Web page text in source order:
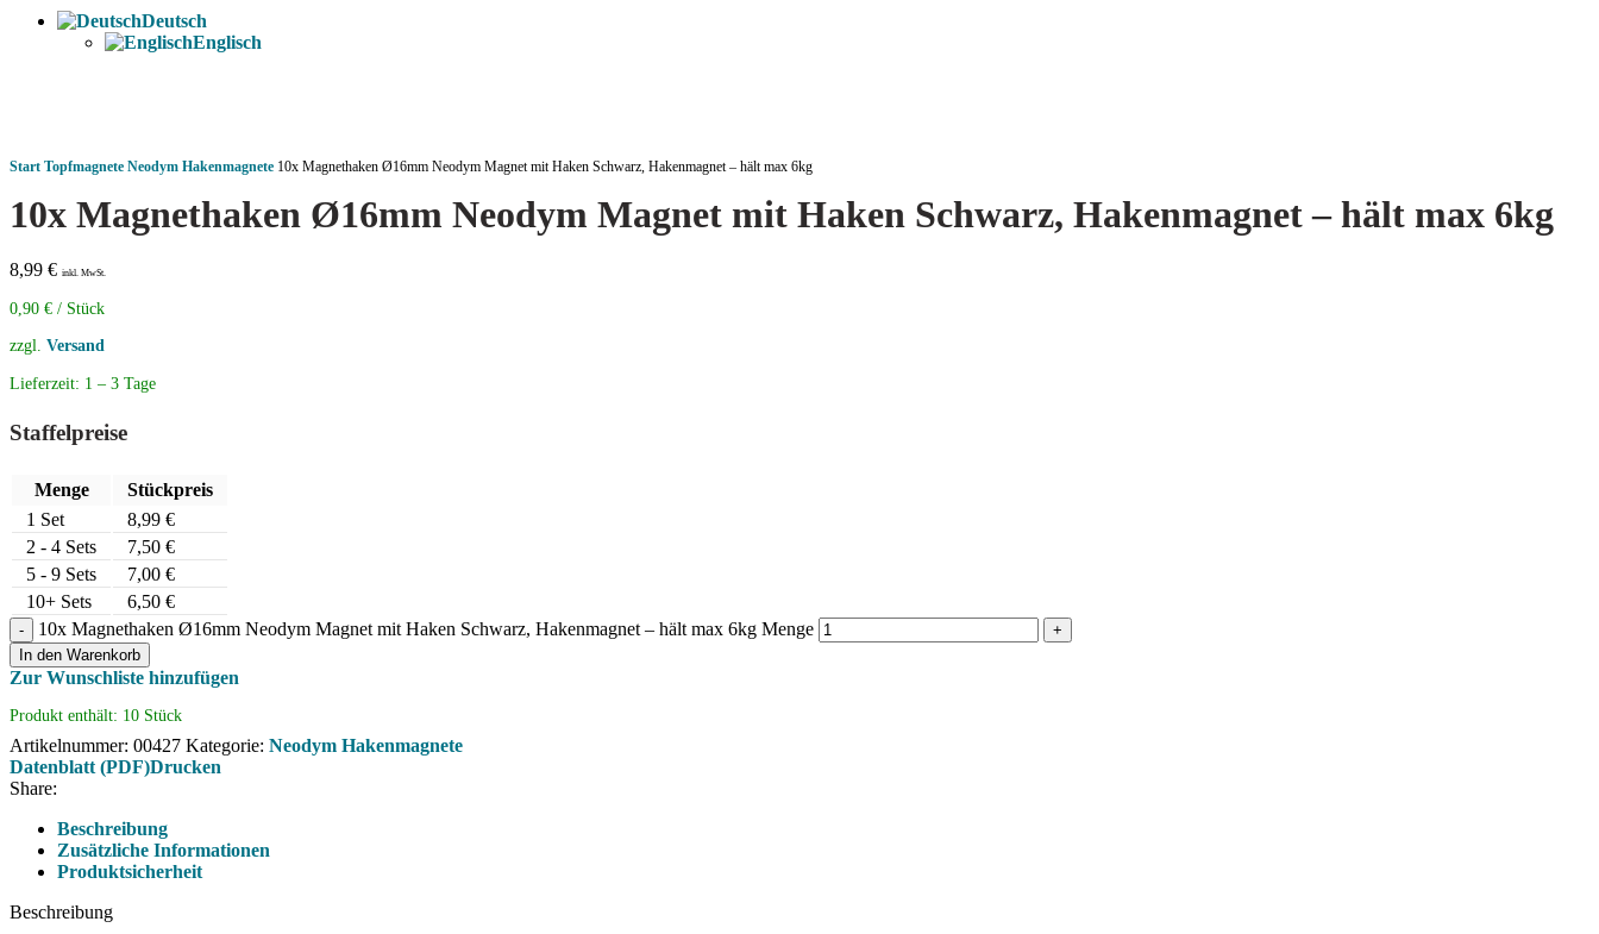
Deutsch
Englisch
Start Topfmagnete Neodym Hakenmagnete 10x Magnethaken Ø16mm Neodym Magnet mit Haken Schwarz, Hakenmagnet – hält max 6kg
10x Magnethaken Ø16mm Neodym Magnet mit Haken Schwarz, Hakenmagnet – hält max 6kg
8,99 € inkl. MwSt.
0,90 € / Stück
zzgl. Versand
Lieferzeit: 1 – 3 Tage
Staffelpreise
Menge
Stückpreis
1 Set 8,99 €
2 - 4 Sets
7,50 €
5 - 9 Sets
7,00 €
10+ Sets
6,50 €
10x Magnethaken Ø16mm Neodym Magnet mit Haken Schwarz, Hakenmagnet – hält max 6kg Menge
In den Warenkorb
Zur Wunschliste hinzufügen
Produkt enthält: 10 Stück
Artikelnummer: 00427 Kategorie: Neodym Hakenmagnete
Datenblatt (PDF)Drucken
Share:
Beschreibung
Zusätzliche Informationen
Produktsicherheit
Beschreibung